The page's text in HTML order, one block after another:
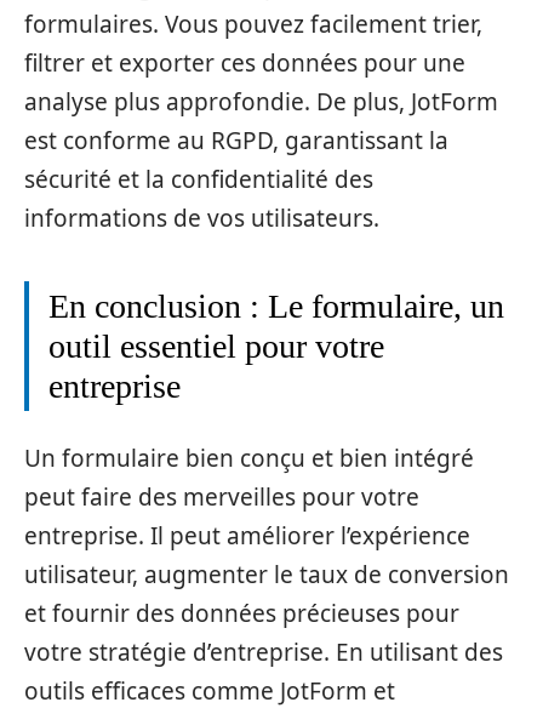
formulaires. Vous pouvez facilement trier,
filtrer et exporter ces données pour une
analyse plus approfondie. De plus, JotForm
est conforme au RGPD, garantissant la
sécurité et la confidentialité des
informations de vos utilisateurs.
En conclusion : Le formulaire, un
outil essentiel pour votre
entreprise
Un formulaire bien conçu et bien intégré
peut faire des merveilles pour votre
entreprise. Il peut améliorer l’expérience
utilisateur, augmenter le taux de conversion
et fournir des données précieuses pour
votre stratégie d’entreprise. En utilisant des
outils efficaces comme JotForm et